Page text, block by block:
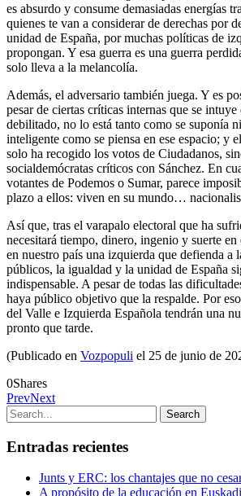
es absurdo y consume demasiadas energías
quienes te van a considerar de derechas por
unidad de España, por muchas políticas de
propongan. Y esa guerra es una guerra
solo lleva a la melancolía.
Además, el adversario también juega. Y es
pesar de ciertas críticas internas que se
debilitado, no lo está tanto como se suponía
inteligente como se piensa en ese espacio; y
solo ha recogido los votos de Ciudadanos,
socialdemócratas críticos con Sánchez. En
votantes de Podemos o Sumar, parece
plazo a ellos: viven en su mundo…
Así que, tras el varapalo electoral que ha
necesitará tiempo, dinero, ingenio y suerte
en nuestro país una izquierda que defienda a
públicos, la igualdad y la unidad de España
indispensable. A pesar de todas las
haya público objetivo que la respalde. Por
del Valle e Izquierda Española tendrán una
pronto que tarde.
(Publicado en Vozpopuli el 25 de junio de
0Shares
PrevNext
Entradas recientes
Junts y ERC: los chantajes que no
A propósito de la educación en Euskadi